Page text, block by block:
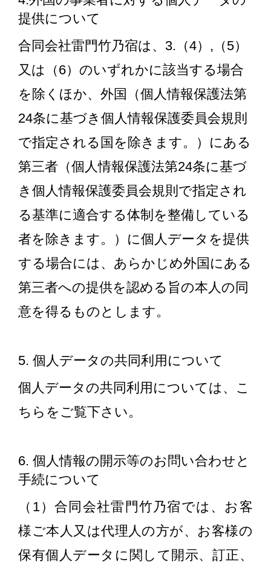
提供について
合同会社雷門竹乃宿は、3.（4）,（5）
又は（6）のいずれかに該当する場合
を除くほか、外国（個人情報保護法第
24条に基づき個人情報保護委員会規則
で指定される国を除きます。）にある
第三者（個人情報保護法第24条に基づ
き個人情報保護委員会規則で指定され
る基準に適合する体制を整備している
者を除きます。）に個人データを提供
する場合には、あらかじめ外国にある
第三者への提供を認める旨の本人の同
意を得るものとします。
5. 個人データの共同利用について
個人データの共同利用については、こ
ちらをご覧下さい。
6. 個人情報の開示等のお問い合わせと
手続について
（1）合同会社雷門竹乃宿では、お客
様ご本人又は代理人の方が、お客様の
保有個人データに関して開示、訂正、